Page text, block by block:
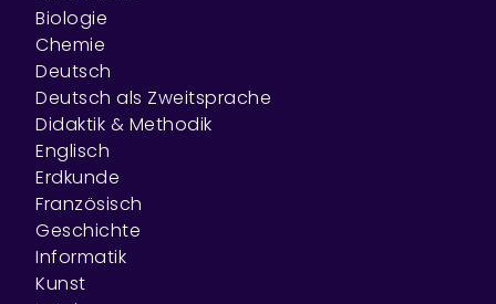
Biologie
Chemie
Deutsch
Deutsch als Zweitsprache
Didaktik & Methodik
Englisch
Erdkunde
Französisch
Geschichte
Informatik
Kunst